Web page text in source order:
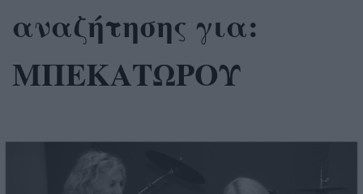
αναζήτησης για:
ΜΠΕΚΑΤΩΡΟΥ